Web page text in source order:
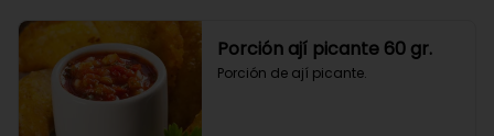
Porción ají picante 60 gr.
Porción de ají picante.